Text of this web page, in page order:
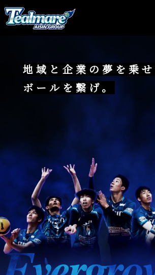
地域と企業の夢を乗せ
ボールを繋げ。